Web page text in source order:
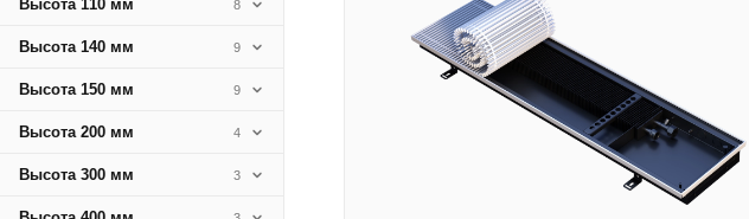
Высота 110 мм 8
Высота 140 мм 9
Высота 150 мм 9
Высота 200 мм 4
Высота 300 мм 3